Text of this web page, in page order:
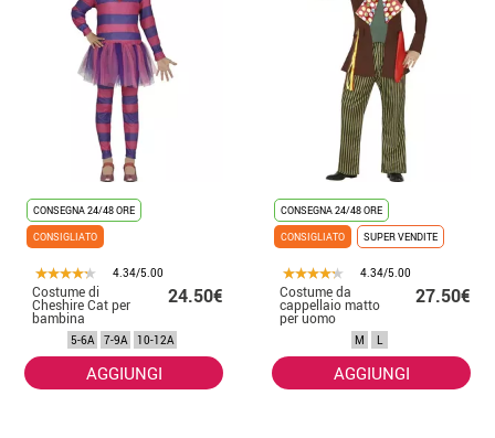
CONSEGNA 24/48 ORE
CONSIGLIATO
4.34/5.00
Costume di
Cheshire Cat per
bambina
24.50€
5-6A 7-9A 10-12A
AGGIUNGI
CONSEGNA 24/48 ORE
CONSIGLIATO
SUPER VENDITE
4.34/5.00
Costume da
cappellaio matto
per uomo
27.50€
M L
AGGIUNGI